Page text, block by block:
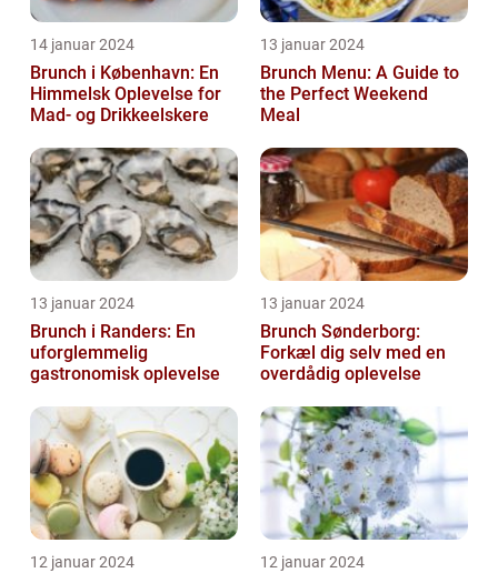
14 januar 2024
Brunch i København: En
Himmelsk Oplevelse for
Mad- og Drikkeelskere
13 januar 2024
Brunch Menu: A Guide to
the Perfect Weekend
Meal
13 januar 2024
Brunch i Randers: En
uforglemmelig
gastronomisk oplevelse
13 januar 2024
Brunch Sønderborg:
Forkæl dig selv med en
overdådig oplevelse
12 januar 2024 12 januar 2024